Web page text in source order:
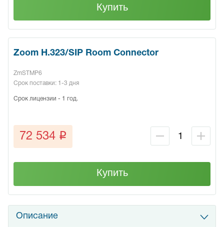
Купить
Zoom H.323/SIP Room Connector
ZmSTMP6
Срок поставки: 1-3 дня
Срок лицензии - 1 год.
72 534 q
Купить
Описание